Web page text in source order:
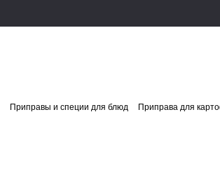
Приправы и специи для блюд Приправа для